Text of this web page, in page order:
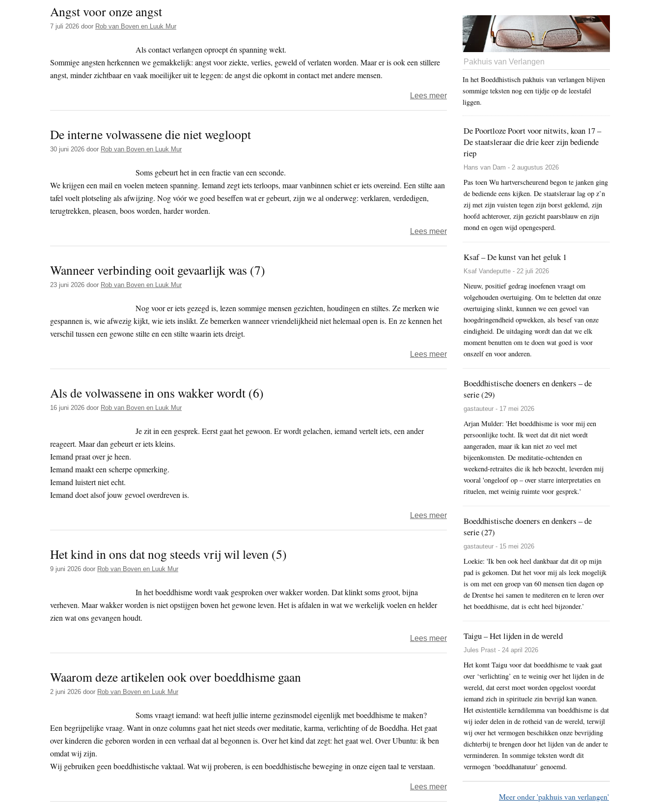
geen
examen
meer
–
11
Angst voor onze angst
7 juli 2026 door Rob van Boven en Luuk Mur
Als contact verlangen oproept én spanning wekt.
Sommige angsten herkennen we gemakkelijk: angst voor ziekte, verlies, geweld of verlaten worden. Maar er is ook een stillere
angst, minder zichtbaar en vaak moeilijker uit te leggen: de angst die opkomt in contact met andere mensen.
Lees meerover
angst
De interne volwassene die niet wegloopt
30 juni 2026 door Rob van Boven en Luuk Mur
Soms gebeurt het in een fractie van een seconde.
We krijgen een mail en voelen meteen spanning. Iemand zegt iets terloops, maar vanbinnen schiet er iets overeind. Een stilte aan
tafel voelt plotseling als afwijzing. Nog vóór we goed beseffen wat er gebeurt, zijn we al onderweg: verklaren, verdedigen,
terugtrekken, pleasen, boos worden, harder worden.
Lees meerover
interne
volwassene
wegloopt
Wanneer verbinding ooit gevaarlijk was (7)
23 juni 2026 door Rob van Boven en Luuk Mur
Nog voor er iets gezegd is, lezen sommige mensen gezichten, houdingen en stiltes. Ze merken wie
gespannen is, wie afwezig kijkt, wie iets inslikt. Ze bemerken wanneer vriendelijkheid niet helemaal open is. En ze kennen het
verschil tussen een gewone stilte en een stilte waarin iets dreigt.
Lees meerover
verbinding
gevaarlijk
Als de volwassene in ons wakker wordt (6)
16 juni 2026 door Rob van Boven en Luuk Mur
Je zit in een gesprek. Eerst gaat het gewoon. Er wordt gelachen, iemand vertelt iets, een ander
reageert. Maar dan gebeurt er iets kleins.
Iemand praat over je heen.
Iemand maakt een scherpe opmerking.
Iemand luistert niet echt.
Iemand doet alsof jouw gevoel overdreven is.
Lees meerover
wakker
wordt
Het kind in ons dat nog steeds vrij wil leven (5)
9 juni 2026 door Rob van Boven en Luuk Mur
In het boeddhisme wordt vaak gesproken over wakker worden. Dat klinkt soms groot, bijna
verheven. Maar wakker worden is niet opstijgen boven het gewone leven. Het is afdalen in wat we werkelijk voelen en helder
zien wat ons gevangen houdt.
Lees meerover
leven
Waarom deze artikelen ook over boeddhisme gaan
2 juni 2026 door Rob van Boven en Luuk Mur
Soms vraagt iemand: wat heeft jullie interne gezinsmodel eigenlijk met boeddhisme te maken?
Een begrijpelijke vraag. Want in onze columns gaat het niet steeds over meditatie, karma, verlichting of de Boeddha. Het gaat
over kinderen die geboren worden in een verhaal dat al begonnen is. Over het kind dat zegt: het gaat wel. Over Ubuntu: ik ben
omdat wij zijn.
Wij gebruiken geen boeddhistische vaktaal. Wat wij proberen, is een boeddhistische beweging in onze eigen taal te verstaan.
Lees meerover
Pakhuis van Verlangen
In het Boeddhistisch pakhuis van verlangen blijven
sommige teksten nog een tijdje op de leestafel
liggen.
De Poortloze Poort voor nitwits, koan 17 –
De staatsleraar die drie keer zijn bediende
riep
Hans van Dam - 2 augustus 2026
Pas toen Wu hartverscheurend begon te janken ging
de bediende eens kijken. De staatsleraar lag op z’n
zij met zijn vuisten tegen zijn borst geklemd, zijn
hoofd achterover, zijn gezicht paarsblauw en zijn
mond en ogen wijd opengesperd.
Ksaf – De kunst van het geluk 1
Ksaf Vandeputte - 22 juli 2026
Nieuw, positief gedrag inoefenen vraagt om
volgehouden overtuiging. Om te beletten dat onze
overtuiging slinkt, kunnen we een gevoel van
hoogdringendheid opwekken, als besef van onze
eindigheid. De uitdaging wordt dan dat we elk
moment benutten om te doen wat goed is voor
onszelf en voor anderen.
Boeddhistische doeners en denkers – de
serie (29)
gastauteur - 17 mei 2026
Arjan Mulder: 'Het boeddhisme is voor mij een
persoonlijke tocht. Ik weet dat dit niet wordt
aangeraden, maar ik kan niet zo veel met
bijeenkomsten. De meditatie-ochtenden en
weekend-retraites die ik heb bezocht, leverden mij
vooral 'ongeloof op – over starre interpretaties en
rituelen, met weinig ruimte voor gesprek.'
Boeddhistische doeners en denkers – de
serie (27)
gastauteur - 15 mei 2026
Loekie: 'Ik ben ook heel dankbaar dat dit op mijn
pad is gekomen. Dat het voor mij als leek mogelijk
is om met een groep van 60 mensen tien dagen op
de Drentse hei samen te mediteren en te leren over
het boeddhisme, dat is echt heel bijzonder.’
Taigu – Het lijden in de wereld
Jules Prast - 24 april 2026
Het komt Taigu voor dat boeddhisme te vaak gaat
over ‘verlichting’ en te weinig over het lijden in de
wereld, dat eerst moet worden opgelost voordat
iemand zich in spirituele zin bevrijd kan wanen.
Het existentiële kerndilemma van boeddhisme is dat
wij ieder delen in de rotheid van de wereld, terwijl
wij over het vermogen beschikken onze bevrijding
dichterbij te brengen door het lijden van de ander te
verminderen. In sommige teksten wordt dit
vermogen ‘boeddhanatuur’ genoemd.
Meer onder 'pakhuis van verlangen'